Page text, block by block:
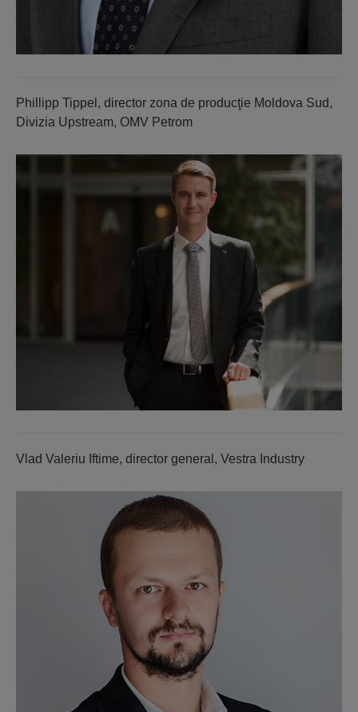
Phillipp Tippel, director zona de producţie Moldova Sud,
Divizia Upstream, OMV Petrom
Vlad Valeriu Iftime, director general, Vestra Industry